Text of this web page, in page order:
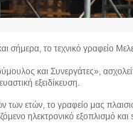
σήμερα, το τεχνικό γραφείο
και Συνεργάτες»,
εξειδίκευση.
των ετών, το γραφείο μας
ηλεκτρονικό εξοπλισμό και